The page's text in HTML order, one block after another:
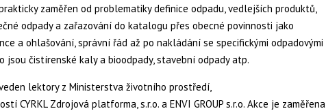
zaměřen od problematiky definice odpadu, vedlejších produktů,
odpady a zařazování do katalogu přes obecné povinnosti jako
a ohlašování, správní řád až po nakládání se specifickými odpadovými
jsou čistírenské kaly a bioodpady, stavební odpady atp.
lektory z Ministerstva životního prostředí,
CYRKL Zdrojová platforma, s.r.o. a ENVI GROUP s.r.o. Akce je zaměřena